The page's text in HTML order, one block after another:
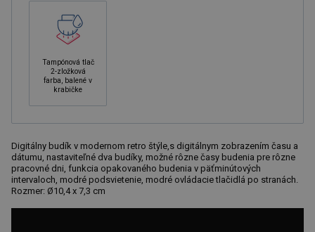
Tampónová tlač
2-zložková
farba, balené v
krabičke
Digitálny budík v modernom retro štýle,s digitálnym zobrazením času a
dátumu, nastaviteľné dva budíky, možné rôzne časy budenia pre rôzne
pracovné dni, funkcia opakovaného budenia v päťminútových
intervaloch, modré podsvietenie, modré ovládacie tlačidlá po stranách.
Rozmer: Ø10,4 x 7,3 cm